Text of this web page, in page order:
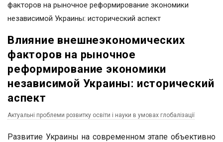
факторов на рыночное реформирование экономики
независимой Украины: исторический аспект
Влияние внешнеэкономических
факторов на рыночное
реформирование экономики
независимой Украины: исторический
аспект
Актуальні проблеми розвитку освіти і науки в умовах глобалізації
Развитие Украины на современном этапе объективно